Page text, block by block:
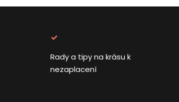
Rady a tipy na krásu k
nezaplacení